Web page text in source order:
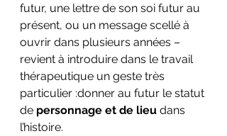
futur, une lettre de son soi futur au
présent, ou un message scellé à
ouvrir dans plusieurs années –
revient à introduire dans le travail
thérapeutique un geste très
particulier :donner au futur le statut
de personnage et de lieu dans
l’histoire.